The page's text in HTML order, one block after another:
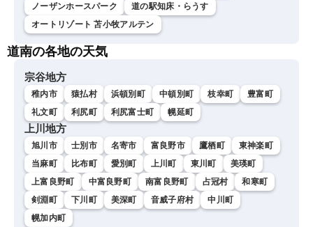
ノーザンホースパーク
道の駅知床・らうす
オートリゾート 苫小牧アルテン
道南の各地の天気
宗谷地方
稚内市 猿払村 浜頓別町 中頓別町 枝幸町
豊富町
礼文町
利尻町 利尻富士町 幌延町
上川地方
旭川市 士別市 名寄市 富良野市 鷹栖町
東神楽町
当麻町
比布町 愛別町 上川町 東川町
美瑛町
上富良野町
中富良野町 南富良野町 占冠村
和寒町
剣淵町
下川町 美深町 音威子府村
中川町
幌加内町